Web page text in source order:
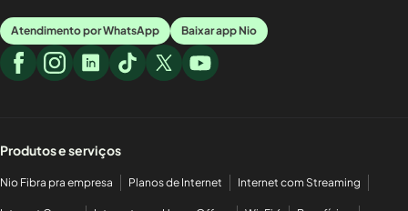
Atendimento por WhatsApp Baixar app Nio
Produtos e serviços
Nio Fibra pra empresa Planos de Internet Internet com Streaming